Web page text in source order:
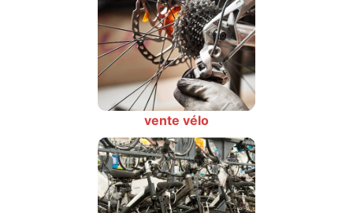
vente vélo